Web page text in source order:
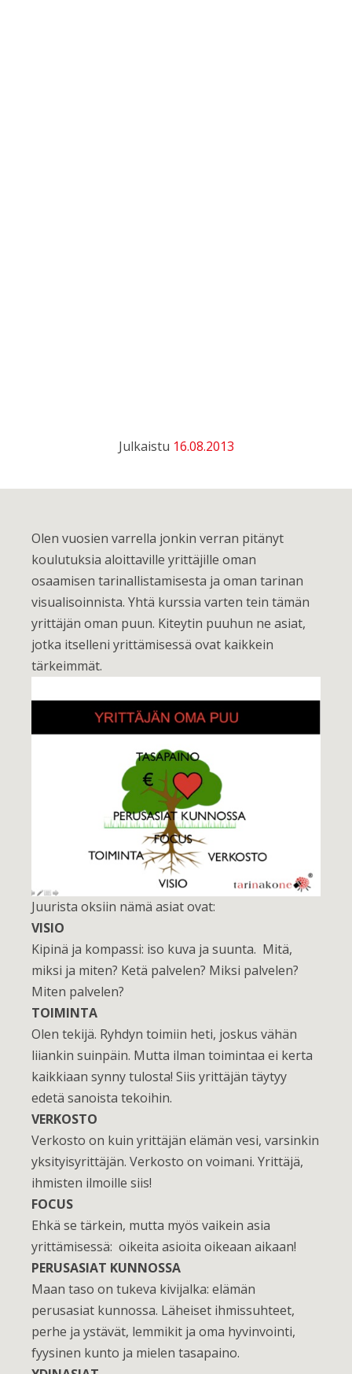
Julkaistu 16.08.2013
Olen vuosien varrella jonkin verran pitänyt
koulutuksia aloittaville yrittäjille oman
osaamisen tarinallistamisesta ja oman tarinan
visualisoinnista. Yhtä kurssia varten tein tämän
yrittäjän oman puun. Kiteytin puuhun ne asiat,
jotka itselleni yrittämisessä ovat kaikkein
tärkeimmät.
Juurista oksiin nämä asiat ovat:
VISIO
Kipinä ja kompassi: iso kuva ja suunta. Mitä,
miksi ja miten? Ketä palvelen? Miksi palvelen?
Miten palvelen?
TOIMINTA
Olen tekijä. Ryhdyn toimiin heti, joskus vähän
liiankin suinpäin. Mutta ilman toimintaa ei kerta
kaikkiaan synny tulosta! Siis yrittäjän täytyy
edetä sanoista tekoihin.
VERKOSTO
Verkosto on kuin yrittäjän elämän vesi, varsinkin
yksityisyrittäjän. Verkosto on voimani. Yrittäjä,
ihmisten ilmoille siis!
FOCUS
Ehkä se tärkein, mutta myös vaikein asia
yrittämisessä: oikeita asioita oikeaan aikaan!
PERUSASIAT KUNNOSSA
Maan taso on tukeva kivijalka: elämän
perusasiat kunnossa. Läheiset ihmissuhteet,
perhe ja ystävät, lemmikit ja oma hyvinvointi,
fyysinen kunto ja mielen tasapaino.